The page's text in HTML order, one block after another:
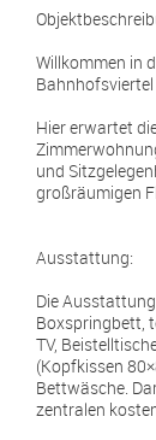
Willkommen in
Hier erwartet
und
großräumigen
Ausstattung:
Die
Boxspringbett,
TV,
(Kopfkissen
Bettwäsche.
zentralen